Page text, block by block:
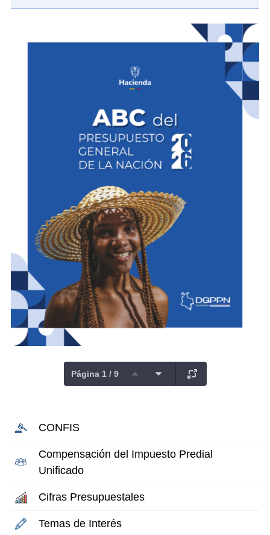
Página 1 / 9
CONFIS
Compensación del Impuesto Predial
Unificado
Cifras Presupuestales
Temas de Interés